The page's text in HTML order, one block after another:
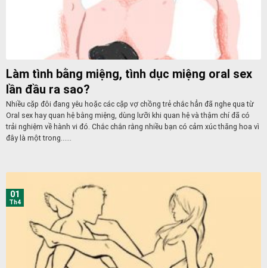
Làm tình bằng miệng, tình dục miệng oral sex
lần đầu ra sao?
Nhiều cặp đôi đang yêu hoặc các cặp vợ chồng trẻ chắc hẳn đã nghe qua từ
Oral sex hay quan hệ bằng miệng, dùng lưỡi khi quan hệ và thậm chí đã có
trải nghiệm về hành vi đó. Chắc chắn rằng nhiều bạn có cảm xúc thăng hoa vì
đây là một trong......
01
Th4